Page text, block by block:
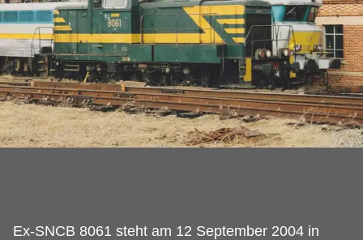
Ex-SNCB 8061 steht am 12 September 2004 in